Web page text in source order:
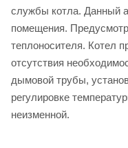
службы котла. Данный
помещения.
теплоносителя. Котел
отсутствия
дымовой трубы,
регулировке
неизменной.